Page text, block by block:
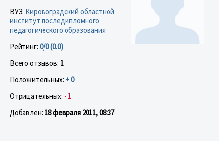
ВУЗ: Кировоградский областной
институт последипломного
педагогического образования
Рейтинг: 0/0 (0.0)
Всего отзывов: 1
Положительных: + 0
Отрицательных: - 1
Добавлен: 18 февраля 2011, 08:37